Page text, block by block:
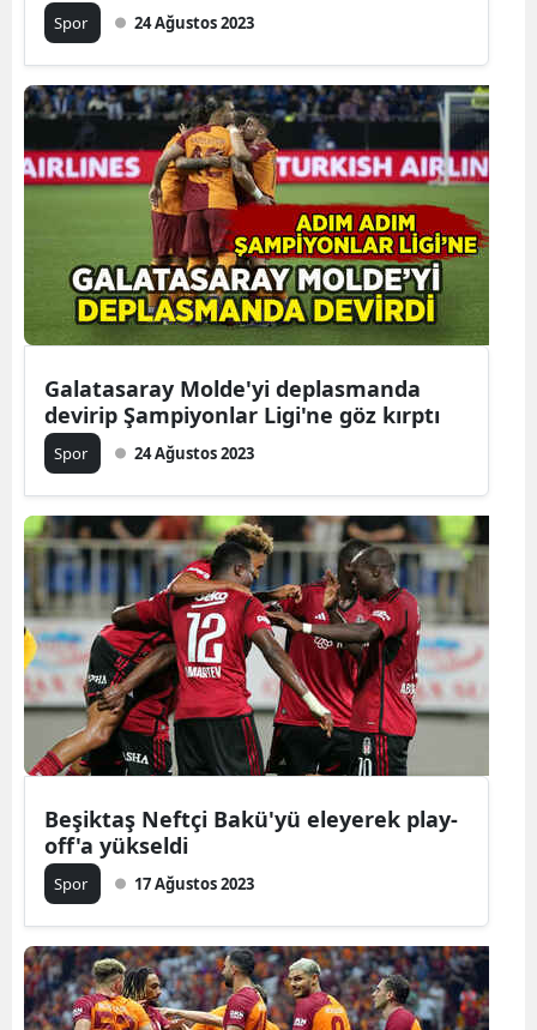
İzmir
Kars
Kastamonu
Kayseri
Kırklareli
Kırşehir
Malatya
Manisa
Mardin
Muğla
Muş
Nevşehir
Ordu
Rize
Sakarya
Spor 24 Ağustos 2023
Galatasaray Molde'yi deplasmanda
devirip Şampiyonlar Ligi'ne göz kırptı
Spor 24 Ağustos 2023
Beşiktaş Neftçi Bakü'yü eleyerek play-
off'a yükseldi
Spor 17 Ağustos 2023